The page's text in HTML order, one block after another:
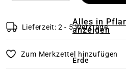
Alles in
anzeigen
Erde
Lieferzeit: 2 - 5 Werktage
Zum Merkzettel hinzufügen